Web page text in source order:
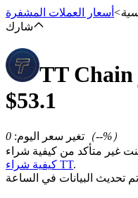
العقود الآجلة
> أسعار العملات المشفرة
شارك
TT Chain
$53.1
تغير سعر اليوم:
0 （--%）
كيفية شراء TT.